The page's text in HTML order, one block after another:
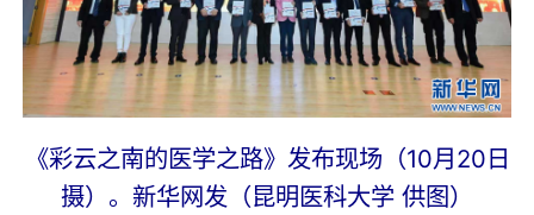
《彩云之南的医学之路》发布现场（10月20日
摄）。新华网发（昆明医科大学 供图）